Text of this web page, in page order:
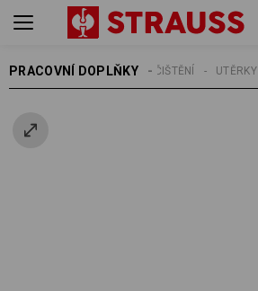
PRACOVNÍ DOPLŇKY UTĚRKY
ČIŠTĚNÍ